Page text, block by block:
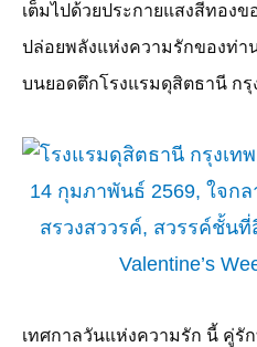
เต็มไปด้วยประกายแสงสีทอง
ปล่อยพลังแห่งความรักของท่า
บนยอดตึกโรงแรมดุสิตธานี กรุ
เทศกาลวันแห่งความรัก นี้ คู่รั